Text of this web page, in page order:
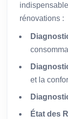
rénovations :
et la
État des